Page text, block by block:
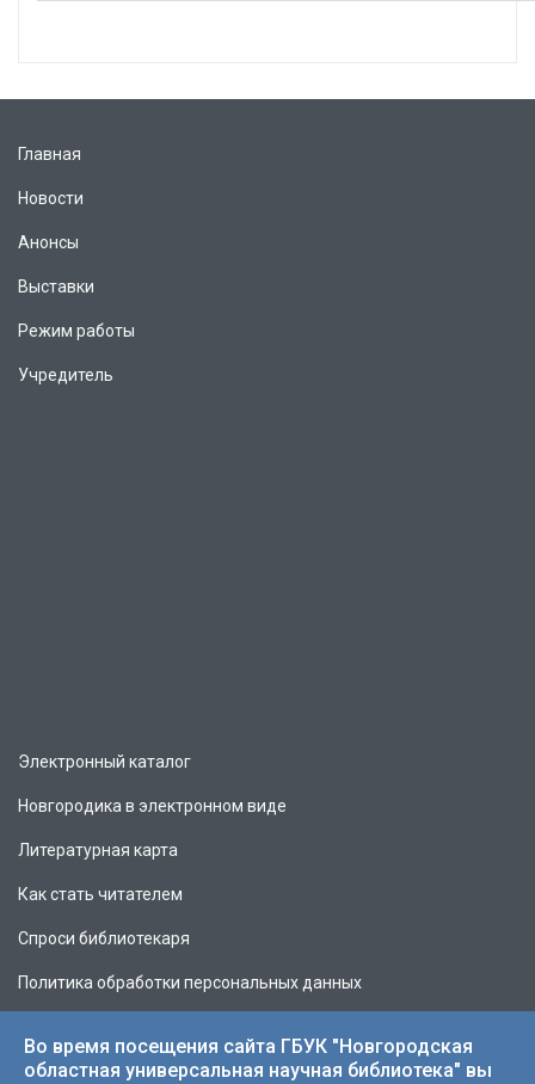
Главная
Новости
Анонсы
Выставки
Режим работы
Учредитель
Электронный каталог
Новгородика в электронном виде
Литературная карта
Как стать читателем
Спроси библиотекаря
Политика обработки персональных данных
Во время посещения сайта ГБУК "Новгородская
областная универсальная научная библиотека" вы